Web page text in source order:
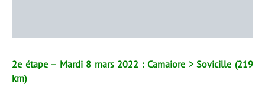
2e étape – Mardi 8 mars 2022 : Camaiore > Sovicille (219
km)